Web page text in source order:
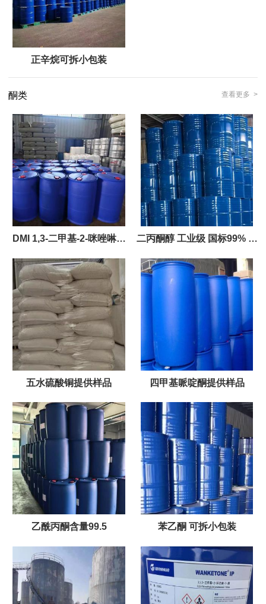
正辛烷可拆小包装
酮类 查看更多 >
DMI 1,3-二甲基-2-咪唑啉酮
99%
二丙酮醇 工业级 国标99% 喷
漆稀释剂 木材着色剂 除锈剂
五水硫酸铜提供样品 四甲基哌啶酮提供样品
乙酰丙酮含量99.5 苯乙酮 可拆小包装